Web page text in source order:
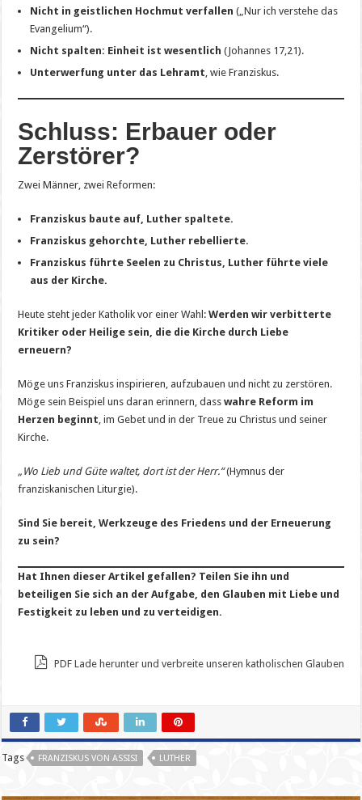
Nicht in geistlichen Hochmut verfallen („Nur ich verstehe das
Evangelium“).
Nicht spalten: Einheit ist wesentlich (Johannes 17,21).
Unterwerfung unter das Lehramt, wie Franziskus.
Schluss: Erbauer oder
Zerstörer?
Zwei Männer, zwei Reformen:
Franziskus baute auf, Luther spaltete.
Franziskus gehorchte, Luther rebellierte.
Franziskus führte Seelen zu Christus, Luther führte viele
aus der Kirche.
Heute steht jeder Katholik vor einer Wahl:Werden wir verbitterte
Kritiker oder Heilige sein, die die Kirche durch Liebe
erneuern?
Möge uns Franziskus inspirieren, aufzubauen und nicht zu zerstören.
Möge sein Beispiel uns daran erinnern, dasswahre Reform im
Herzen beginnt, im Gebet und in der Treue zu Christus und seiner
Kirche.
„Wo Lieb und Güte waltet, dort ist der Herr.“(Hymnus der
franziskanischen Liturgie).
Sind Sie bereit, Werkzeuge des Friedens und der Erneuerung
zu sein?
Hat Ihnen dieser Artikel gefallen? Teilen Sie ihn und
beteiligen Sie sich an der Aufgabe, den Glauben mit Liebe und
Festigkeit zu leben und zu verteidigen.
PDF Lade herunter und verbreite unseren katholischen Glauben
Tags FRANZISKUS VON ASSISI LUTHER